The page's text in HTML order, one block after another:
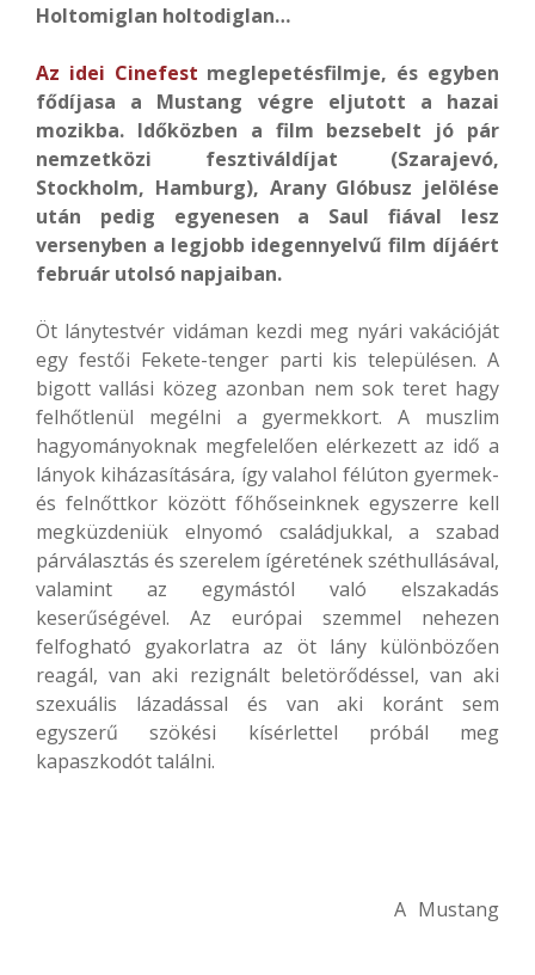
Holtomiglan holtodiglan…
Az idei Cinefest meglepetésfilmje, és egyben
fődíjasa a Mustang végre eljutott a hazai
mozikba. Időközben a film bezsebelt jó pár
nemzetközi fesztiváldíjat (Szarajevó,
Stockholm, Hamburg), Arany Glóbusz jelölése
után pedig egyenesen a Saul fiával lesz
versenyben a legjobb idegennyelvű film díjáért
február utolsó napjaiban.
Öt lánytestvér vidáman kezdi meg nyári vakációját
egy festői Fekete-tenger parti kis településen. A
bigott vallási közeg azonban nem sok teret hagy
felhőtlenül megélni a gyermekkort. A muszlim
hagyományoknak megfelelően elérkezett az idő a
lányok kiházasítására, így valahol félúton gyermek-
és felnőttkor között főhőseinknek egyszerre kell
megküzdeniük elnyomó családjukkal, a szabad
párválasztás és szerelem ígéretének széthullásával,
valamint az egymástól való elszakadás
keserűségével. Az európai szemmel nehezen
felfogható gyakorlatra az öt lány különbözően
reagál, van aki rezignált beletörődéssel, van aki
szexuális lázadással és van aki koránt sem
egyszerű szökési kísérlettel próbál meg
kapaszkodót találni.
A Mustang